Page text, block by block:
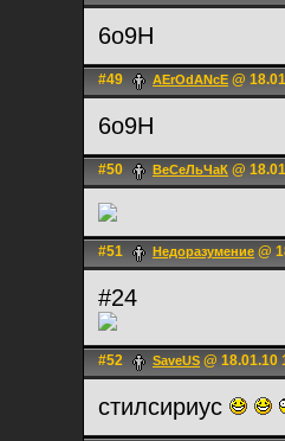
6o9H
#49 AErOdANcE @
6o9H
#50 ВеСеЛьЧаК @
#51 Недоразумение @
#24
#52 SaveUS @ 18.01.10
стилсириус